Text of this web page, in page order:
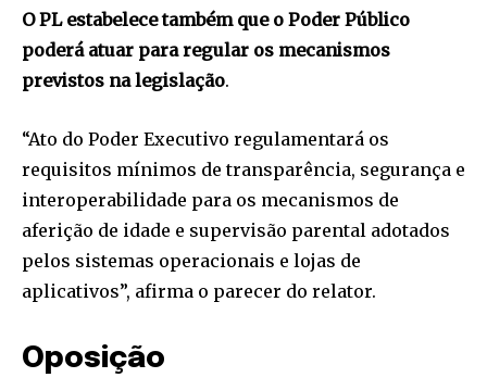
O PL estabelece também que o Poder Público
poderá atuar para regular os mecanismos
previstos na legislação.
“Ato do Poder Executivo regulamentará os
requisitos mínimos de transparência, segurança e
interoperabilidade para os mecanismos de
aferição de idade e supervisão parental adotados
pelos sistemas operacionais e lojas de
aplicativos”, afirma o parecer do relator.
Oposição